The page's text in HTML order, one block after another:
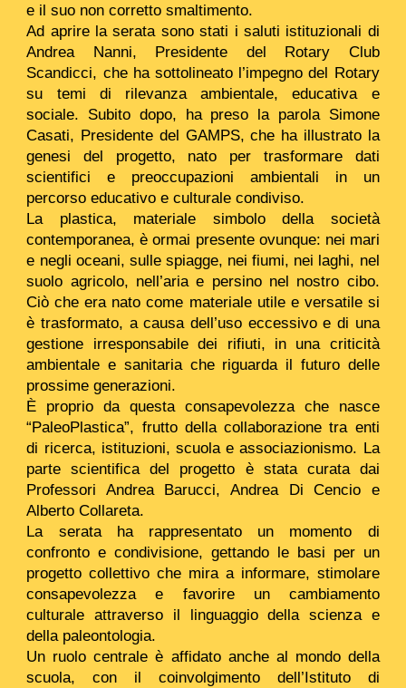
e il suo non corretto smaltimento.
Ad aprire la serata sono stati i saluti istituzionali di
Andrea Nanni, Presidente del Rotary Club
Scandicci, che ha sottolineato l’impegno del Rotary
su temi di rilevanza ambientale, educativa e
sociale. Subito dopo, ha preso la parola Simone
Casati, Presidente del GAMPS, che ha illustrato la
genesi del progetto, nato per trasformare dati
scientifici e preoccupazioni ambientali in un
percorso educativo e culturale condiviso.
La plastica, materiale simbolo della società
contemporanea, è ormai presente ovunque: nei mari
e negli oceani, sulle spiagge, nei fiumi, nei laghi, nel
suolo agricolo, nell’aria e persino nel nostro cibo.
Ciò che era nato come materiale utile e versatile si
è trasformato, a causa dell’uso eccessivo e di una
gestione irresponsabile dei rifiuti, in una criticità
ambientale e sanitaria che riguarda il futuro delle
prossime generazioni.
È proprio da questa consapevolezza che nasce
“PaleoPlastica”, frutto della collaborazione tra enti
di ricerca, istituzioni, scuola e associazionismo. La
parte scientifica del progetto è stata curata dai
Professori Andrea Barucci, Andrea Di Cencio e
Alberto Collareta.
La serata ha rappresentato un momento di
confronto e condivisione, gettando le basi per un
progetto collettivo che mira a informare, stimolare
consapevolezza e favorire un cambiamento
culturale attraverso il linguaggio della scienza e
della paleontologia.
Un ruolo centrale è affidato anche al mondo della
scuola, con il coinvolgimento dell’Istituto di